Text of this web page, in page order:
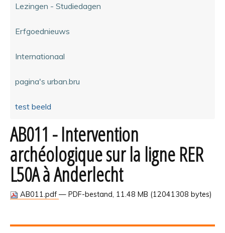
Lezingen - Studiedagen
Erfgoednieuws
Internationaal
pagina's urban.bru
test beeld
AB011 - Intervention
archéologique sur la ligne RER
L50A à Anderlecht
AB011.pdf — PDF-bestand, 11.48 MB (12041308 bytes)